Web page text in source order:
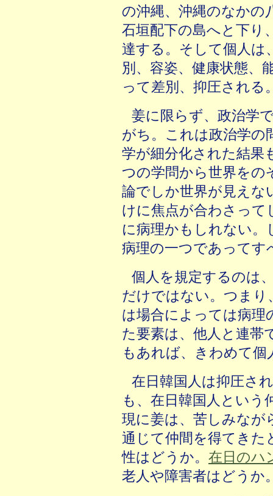
の沖縄、沖縄のなかの
石垣配下の島へと下り
達する。そして個人は
別、容姿、健康状態、
って差別、抑圧される
姜に限らず、政治学
がち。これは政治学の
学が細分化された結果
つの学問から世界をの
論でしか世界が見えな
けに焦点が合わさっ
に病理かもしれない。
病理の一つであってす
個人を規定するのは
だけではない。つま
は場合によっては病
た要素は、他人と連帯
もあれば、きわめて
在日韓国人は抑圧さ
も、在日韓国人という
現に姜は、苦しみなが
通じて仲間を得てきた
性はどうか。 在日のハ
老人や障害者はどうか